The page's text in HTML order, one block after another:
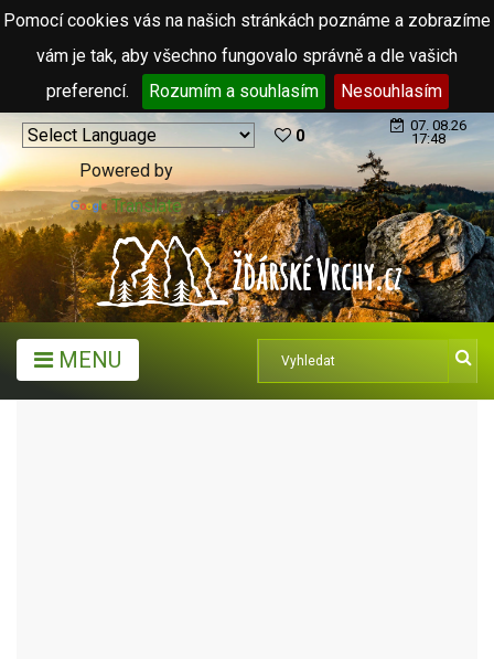
Pomocí cookies vás na našich stránkách poznáme a zobrazíme
vám je tak, aby všechno fungovalo správně a dle vašich
preferencí.
Rozumím a souhlasím Nesouhlasím
Powered by
Translate
0
07. 08.26
17:48
MENU